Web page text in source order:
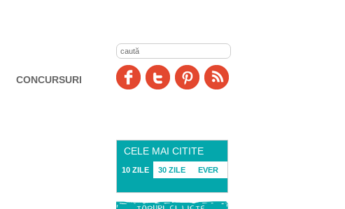
CONCURSURI
CELE MAI CITITE
10 ZILE 30 ZILE EVER